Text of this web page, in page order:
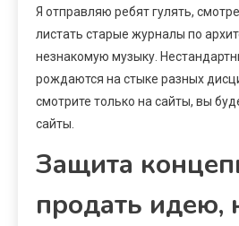
Я отправляю ребят гулять,
листать старые журналы по
незнакомую музыку.
рождаются на стыке разных
смотрите только на сайты, вы
сайты.
Защита
продать идею,